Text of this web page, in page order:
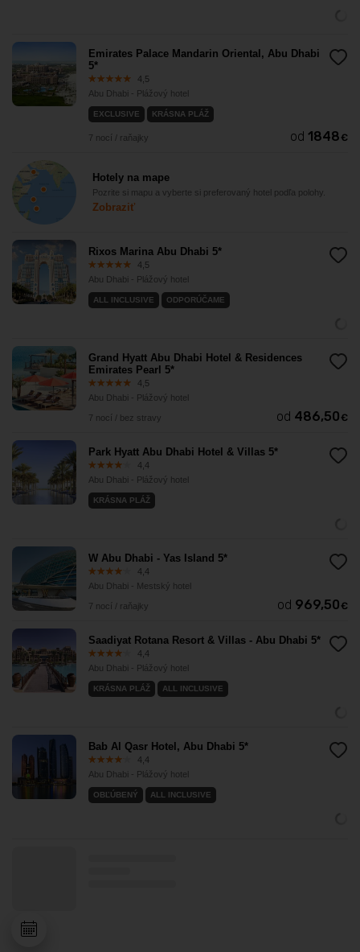
Emirates Palace Mandarin Oriental, Abu Dhabi
5*
4,5
Abu Dhabi - Plážový hotel
EXCLUSIVE KRÁSNA PLÁŽ
7 nocí / raňajky od 1848 €
Hotely na mape
Pozrite si mapu a vyberte si preferovaný hotel podľa polohy.
Zobraziť
Rixos Marina Abu Dhabi 5*
4,5
Abu Dhabi - Plážový hotel
ALL INCLUSIVE ODPORÚČAME
Grand Hyatt Abu Dhabi Hotel & Residences
Emirates Pearl 5*
4,5
Abu Dhabi - Plážový hotel
7 nocí / bez stravy od 486,50 €
Park Hyatt Abu Dhabi Hotel & Villas 5*
4,4
Abu Dhabi - Plážový hotel
KRÁSNA PLÁŽ
W Abu Dhabi - Yas Island 5*
4,4
Abu Dhabi - Mestský hotel
7 nocí / raňajky od 969,50 €
Saadiyat Rotana Resort & Villas - Abu Dhabi 5*
4,4
Abu Dhabi - Plážový hotel
KRÁSNA PLÁŽ ALL INCLUSIVE
Bab Al Qasr Hotel, Abu Dhabi 5*
4,4
Abu Dhabi - Plážový hotel
OBĽÚBENÝ ALL INCLUSIVE